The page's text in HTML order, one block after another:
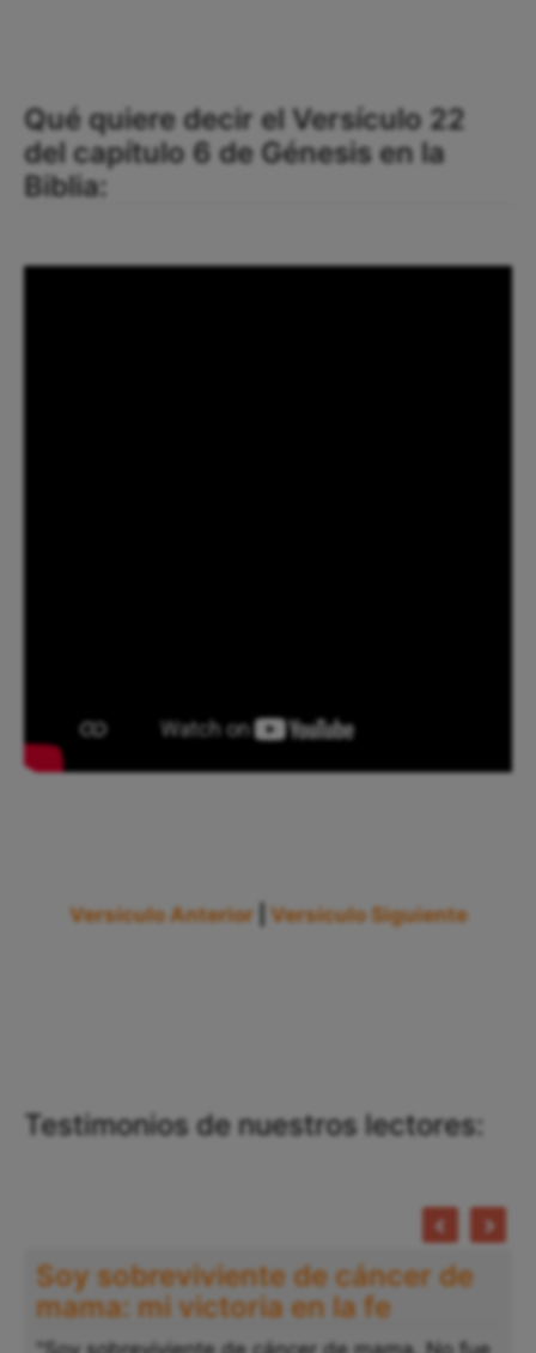
Qué quiere decir el Versículo 22
del capítulo 6 de Génesis en la
Biblia:
Versículo Anterior Versículo Siguiente
Testimonios de nuestros lectores:
Soy sobreviviente de cáncer de
mama: mi victoria en la fe